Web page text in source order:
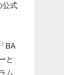
公式
BA
と
ム